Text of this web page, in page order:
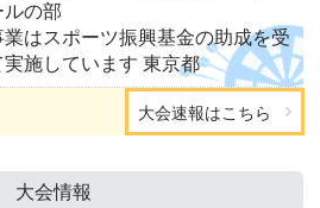
ルの部
業はスポーツ振興基金の助成を受
実施しています 東京都
大会速報はこちら
大会情報